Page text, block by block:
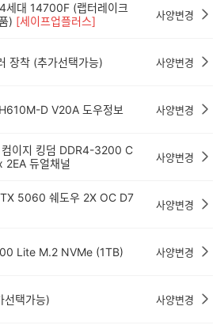
세대 14700F (랩터레이크
) [세이프업플러스] 사양변경
장착 (추가선택가능) 사양변경
D V20A 도우정보 사양변경
이지 킹덤 DDR4-3200 C
듀얼채널
사양변경
5060 쉐도우 2X OC D7
사양변경
Lite M.2 NVMe (1TB) 사양변경
선택가능) 사양변경